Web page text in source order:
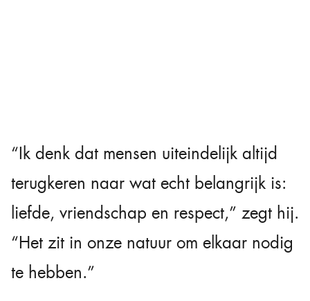
“Ik denk dat mensen uiteindelijk altijd
terugkeren naar wat echt belangrijk is:
liefde, vriendschap en respect,” zegt hij.
“Het zit in onze natuur om elkaar nodig
te hebben.”